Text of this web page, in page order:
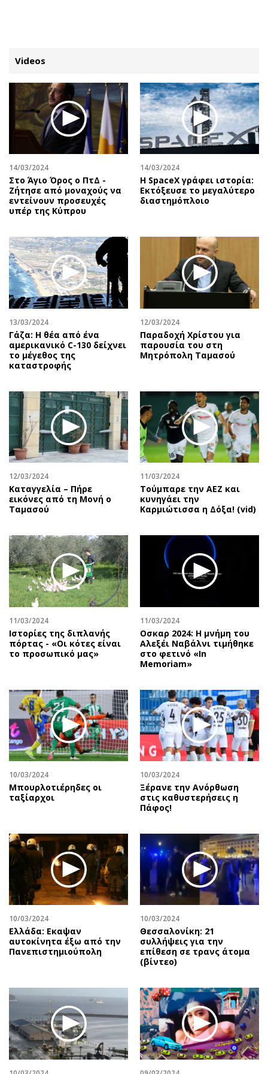
ΚΑΤΗΓΟΡΙΕΣ ΣΥΝΔΕΣΗ
Κύπρος
Παιδεία
Υγεία
Πολιτική
Βουλευτικές 2026
Εκλογές 2024
Δημοσκοπήσεις
Διπλωματία
Αθλητισμός
Κύπρος
Διεθνή
Κληρώσεις Allwyn
Οικονομική
Real Estate
Επιχειρήσεις
Αγορές
Money Review
AstroBank Properties
Trends
Ενέργεια
Περιβάλλον
Ελλάδα
Κόσμος
Παράξενα
Πολιτισμός
Σινεμά
Θέατρο-Χορός
Μουσική
Βιβλίο
Χειρόγραφα
Απόψεις
Αρθρογραφία
The Hill
Υγεία
Αγγελίες
Ζητούν εργασία
Θέσεις εργασίας
Geek
Social
Αυτοκίνηση
Οικονομία
Γενικά
Αναδρομές
Πρόσωπα
Περιβάλλον
Good Life
Γυναίκα
Ταξίδια
Συνταγές
Έξοδος
Εκπομπές
Wine routes
Podcasts
Uncut
Προσωπικότητες στην ''Κ''
Επιστολές
Videos
14/03/2024
Στο Άγιο Όρος ο ΠτΔ -
Ζήτησε από μοναχούς να
εντείνουν προσευχές
υπέρ της Κύπρου
14/03/2024
Η SpaceX γράφει ιστορία:
Εκτόξευσε το μεγαλύτερο
διαστημόπλοιο
13/03/2024
Γάζα: Η θέα από ένα
αμερικανικό C-130 δείχνει
το μέγεθος της
καταστροφής
12/03/2024
Παραδοχή Χρίστου για
παρουσία του στη
Μητρόπολη Ταμασού
12/03/2024
Καταγγελία – Πήρε
εικόνες από τη Μονή ο
Ταμασού
11/03/2024
Τούμπαρε την ΑΕΖ και
κυνηγάει την
Καρμιώτισσα η Δόξα! (vid)
11/03/2024
Ιστορίες της διπλανής
πόρτας - «Οι κότες είναι
το προσωπικό μας»
11/03/2024
Οσκαρ 2024: Η μνήμη του
Αλεξέι Ναβάλνι τιμήθηκε
στο φετινό «In
Memoriam»
10/03/2024
Μπουρλοτιέρηδες οι
ταξίαρχοι
10/03/2024
Ξέρανε την Ανόρθωση
στις καθυστερήσεις η
Πάφος!
10/03/2024
Ελλάδα: Εκαψαν
αυτοκίνητα έξω από την
Πανεπιστημιούπολη
10/03/2024
Θεσσαλονίκη: 21
συλλήψεις για την
επίθεση σε τρανς άτομα
(βίντεο)